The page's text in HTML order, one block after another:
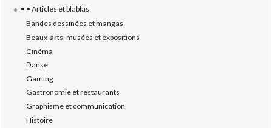
• • Articles et blablas
Bandes dessinées et mangas
Beaux-arts, musées et expositions
Cinéma
Danse
Gaming
Gastronomie et restaurants
Graphisme et communication
Histoire